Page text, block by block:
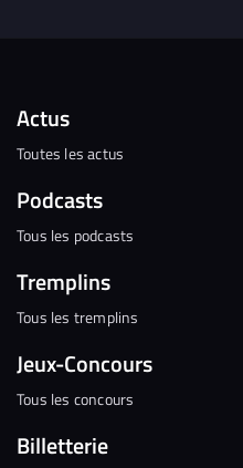
Actus
Toutes les actus
Podcasts
Tous les podcasts
Tremplins
Tous les tremplins
Jeux-Concours
Tous les concours
Billetterie